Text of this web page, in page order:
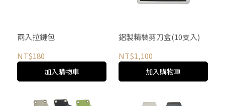
兩入拉鏈包
NT$180
加入購物車
鋁製精裝剪刀盒(10支入)
NT$1,100
加入購物車